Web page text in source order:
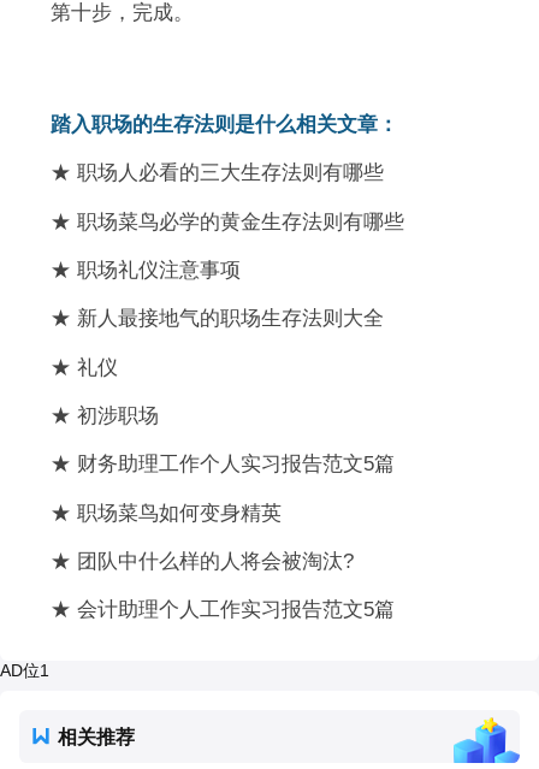
第十步，完成。
踏入职场的生存法则是什么相关文章：
★ 职场人必看的三大生存法则有哪些
★ 职场菜鸟必学的黄金生存法则有哪些
★ 职场礼仪注意事项
★ 新人最接地气的职场生存法则大全
★ 礼仪
★ 初涉职场
★ 财务助理工作个人实习报告范文5篇
★ 职场菜鸟如何变身精英
★ 团队中什么样的人将会被淘汰?
★ 会计助理个人工作实习报告范文5篇
AD位1
相关推荐